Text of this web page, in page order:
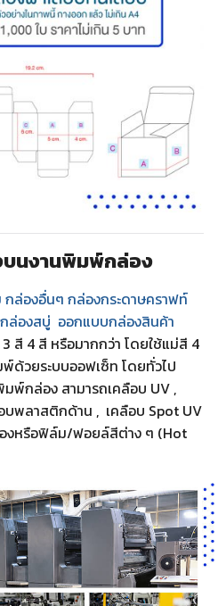
นงานพิมพ์กล่อง
กล่องอื่นๆ กล่องกระดาษคราฟท์
ล่องสบู่ ออกแบบกล่องสินค้า
สี 4 สี หรือมากกว่า โดยใช้แม่สี 4
ด้วยระบบออฟเซ็ท โดยทั่วไป
พ์กล่อง สามารถเคลือบ UV ,
บพลาสติกด้าน , เคลือบ Spot UV
งหรือฟิล์ม/ฟอยล์สีต่าง ๆ (Hot